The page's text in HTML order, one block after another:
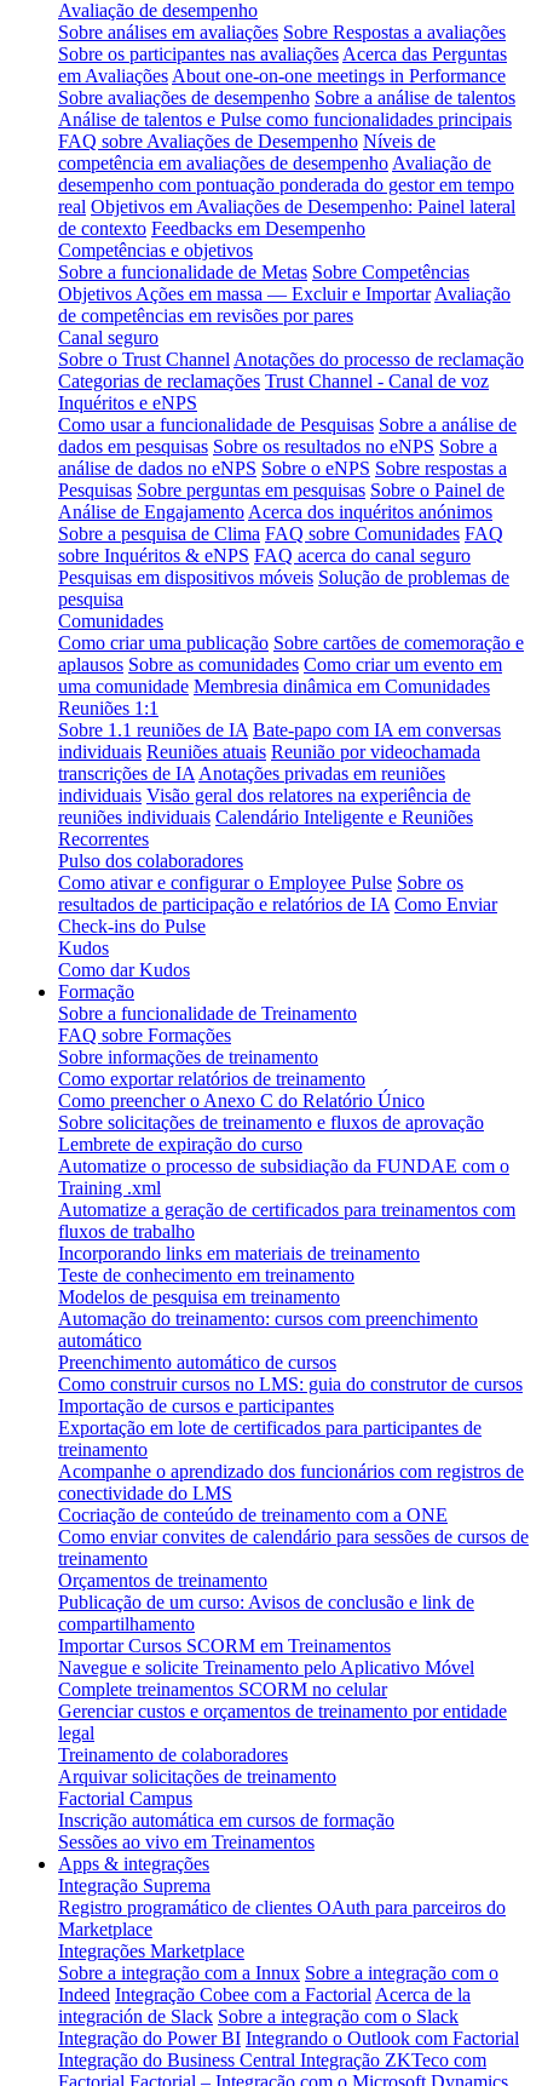
Avaliação de desempenho
Sobre análises em avaliações Sobre Respostas a avaliações
Sobre os participantes nas avaliações Acerca das Perguntas
em Avaliações About one-on-one meetings in Performance
Sobre avaliações de desempenho Sobre a análise de talentos
Análise de talentos e Pulse como funcionalidades principais
FAQ sobre Avaliações de Desempenho Níveis de
competência em avaliações de desempenho Avaliação de
desempenho com pontuação ponderada do gestor em tempo
real Objetivos em Avaliações de Desempenho: Painel lateral
de contexto Feedbacks em Desempenho
Competências e objetivos
Sobre a funcionalidade de Metas Sobre Competências
Objetivos Ações em massa — Excluir e Importar Avaliação
de competências em revisões por pares
Canal seguro
Sobre o Trust Channel Anotações do processo de reclamação
Categorias de reclamações Trust Channel - Canal de voz
Inquéritos e eNPS
Como usar a funcionalidade de Pesquisas Sobre a análise de
dados em pesquisas Sobre os resultados no eNPS Sobre a
análise de dados no eNPS Sobre o eNPS Sobre respostas a
Pesquisas Sobre perguntas em pesquisas Sobre o Painel de
Análise de Engajamento Acerca dos inquéritos anónimos
Sobre a pesquisa de Clima FAQ sobre Comunidades FAQ
sobre Inquéritos & eNPS FAQ acerca do canal seguro
Pesquisas em dispositivos móveis Solução de problemas de
pesquisa
Comunidades
Como criar uma publicação Sobre cartões de comemoração e
aplausos Sobre as comunidades Como criar um evento em
uma comunidade Membresia dinâmica em Comunidades
Reuniões 1:1
Sobre 1.1 reuniões de IA Bate-papo com IA em conversas
individuais Reuniões atuais Reunião por videochamada
transcrições de IA Anotações privadas em reuniões
individuais Visão geral dos relatores na experiência de
reuniões individuais Calendário Inteligente e Reuniões
Recorrentes
Pulso dos colaboradores
Como ativar e configurar o Employee Pulse Sobre os
resultados de participação e relatórios de IA Como Enviar
Check-ins do Pulse
Kudos
Como dar Kudos
Formação
Sobre a funcionalidade de Treinamento
FAQ sobre Formações
Sobre informações de treinamento
Como exportar relatórios de treinamento
Como preencher o Anexo C do Relatório Único
Sobre solicitações de treinamento e fluxos de aprovação
Lembrete de expiração do curso
Automatize o processo de subsidiação da FUNDAE com o
Training .xml
Automatize a geração de certificados para treinamentos com
fluxos de trabalho
Incorporando links em materiais de treinamento
Teste de conhecimento em treinamento
Modelos de pesquisa em treinamento
Automação do treinamento: cursos com preenchimento
automático
Preenchimento automático de cursos
Como construir cursos no LMS: guia do construtor de cursos
Importação de cursos e participantes
Exportação em lote de certificados para participantes de
treinamento
Acompanhe o aprendizado dos funcionários com registros de
conectividade do LMS
Cocriação de conteúdo de treinamento com a ONE
Como enviar convites de calendário para sessões de cursos de
treinamento
Orçamentos de treinamento
Publicação de um curso: Avisos de conclusão e link de
compartilhamento
Importar Cursos SCORM em Treinamentos
Navegue e solicite Treinamento pelo Aplicativo Móvel
Complete treinamentos SCORM no celular
Gerenciar custos e orçamentos de treinamento por entidade
legal
Treinamento de colaboradores
Arquivar solicitações de treinamento
Factorial Campus
Inscrição automática em cursos de formação
Sessões ao vivo em Treinamentos
Apps & integrações
Integração Suprema
Registro programático de clientes OAuth para parceiros do
Marketplace
Integrações Marketplace
Sobre a integração com a Innux Sobre a integração com o
Indeed Integração Cobee com a Factorial Acerca de la
integración de Slack Sobre a integração com o Slack
Integração do Power BI Integrando o Outlook com Factorial
Integração do Business Central Integração ZKTeco com
Factorial Factorial – Integração com o Microsoft Dynamics